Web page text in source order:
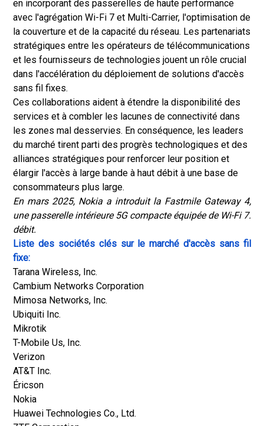
en incorporant des passerelles de haute performance
avec l'agrégation Wi-Fi 7 et Multi-Carrier, l'optimisation de
la couverture et de la capacité du réseau. Les partenariats
stratégiques entre les opérateurs de télécommunications
et les fournisseurs de technologies jouent un rôle crucial
dans l'accélération du déploiement de solutions d'accès
sans fil fixes.
Ces collaborations aident à étendre la disponibilité des
services et à combler les lacunes de connectivité dans
les zones mal desservies. En conséquence, les leaders
du marché tirent parti des progrès technologiques et des
alliances stratégiques pour renforcer leur position et
élargir l'accès à large bande à haut débit à une base de
consommateurs plus large.
En mars 2025, Nokia a introduit la Fastmile Gateway 4,
une passerelle intérieure 5G compacte équipée de Wi-Fi 7.
débit.
Liste des sociétés clés sur le marché d'accès sans fil
fixe:
Tarana Wireless, Inc.
Cambium Networks Corporation
Mimosa Networks, Inc.
Ubiquiti Inc.
Mikrotik
T-Mobile Us, Inc.
Verizon
AT&T Inc.
Éricson
Nokia
Huawei Technologies Co., Ltd.